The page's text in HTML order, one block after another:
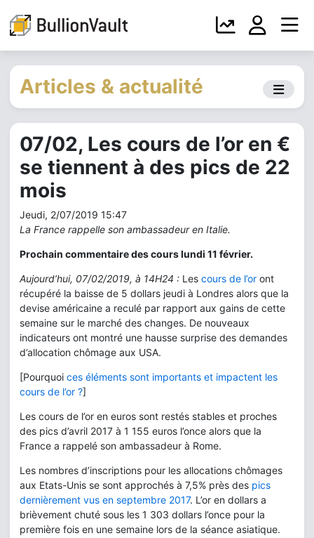
Articles & actualité
07/02, Les cours de l’or en €
se tiennent à des pics de 22
mois
Jeudi, 2/07/2019 15:47
La France rappelle son ambassadeur en Italie.
Prochain commentaire des cours lundi 11 février.
Aujourd’hui, 07/02/2019, à 14H24 : Les cours de l’or ont
récupéré la baisse de 5 dollars jeudi à Londres alors que la
devise américaine a reculé par rapport aux gains de cette
semaine sur le marché des changes. De nouveaux
indicateurs ont montré une hausse surprise des demandes
d’allocation chômage aux USA.
[Pourquoi ces éléments sont importants et impactent les
cours de l’or ?]
Les cours de l’or en euros sont restés stables et proches
des pics d’avril 2017 à 1 155 euros l’once alors que la
France a rappelé son ambassadeur à Rome.
Les nombres d’inscriptions pour les allocations chômages
aux Etats-Unis se sont approchés à 7,5% près des pics
dernièrement vus en septembre 2017. L’or en dollars a
brièvement chuté sous les 1 303 dollars l’once pour la
première fois en une semaine lors de la séance asiatique.